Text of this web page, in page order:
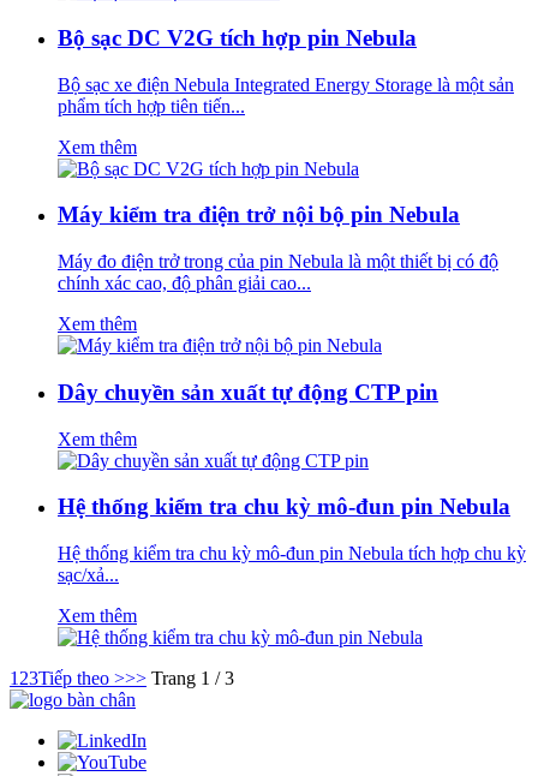
Bộ sạc DC V2G tích hợp pin Nebula
Bộ sạc xe điện Nebula Integrated Energy Storage là một sản
phẩm tích hợp tiên tiến...
Xem thêm
Máy kiểm tra điện trở nội bộ pin Nebula
Máy đo điện trở trong của pin Nebula là một thiết bị có độ
chính xác cao, độ phân giải cao...
Xem thêm
Dây chuyền sản xuất tự động CTP pin
Xem thêm
Hệ thống kiểm tra chu kỳ mô-đun pin Nebula
Hệ thống kiểm tra chu kỳ mô-đun pin Nebula tích hợp chu kỳ
sạc/xả...
Xem thêm
1 23Tiếp theo >>> Trang 1 / 3